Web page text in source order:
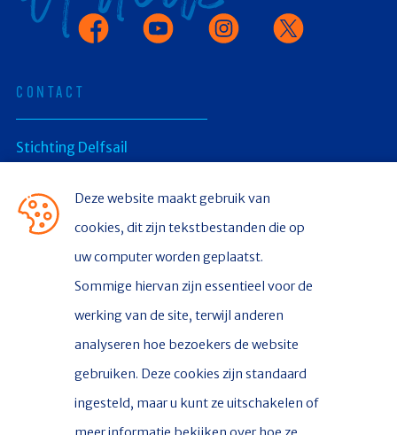
Facebook Youtube Instagram
CONTACT
Stichting Delfsail
Postbus 336
9930 AH Delfzijl
Deze website maakt gebruik van
cookies, dit zijn tekstbestanden die op
uw computer worden geplaatst.
Sommige hiervan zijn essentieel voor de
werking van de site, terwijl anderen
analyseren hoe bezoekers de website
gebruiken. Deze cookies zijn standaard
ingesteld, maar u kunt ze uitschakelen of